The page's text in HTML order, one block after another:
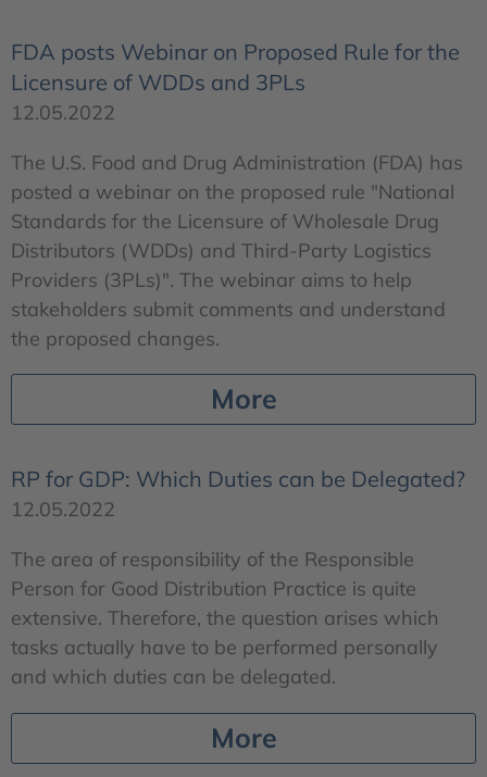
FDA posts Webinar on Proposed Rule for the
Licensure of WDDs and 3PLs
12.05.2022
The U.S. Food and Drug Administration (FDA) has
posted a webinar on the proposed rule "National
Standards for the Licensure of Wholesale Drug
Distributors (WDDs) and Third-Party Logistics
Providers (3PLs)". The webinar aims to help
stakeholders submit comments and understand
the proposed changes.
More
RP for GDP: Which Duties can be Delegated?
12.05.2022
The area of responsibility of the Responsible
Person for Good Distribution Practice is quite
extensive. Therefore, the question arises which
tasks actually have to be performed personally
and which duties can be delegated.
More